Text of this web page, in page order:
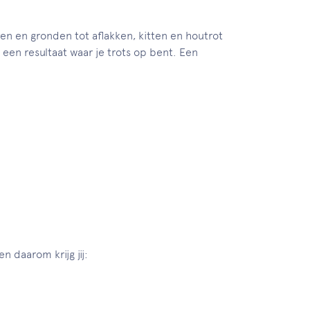
en gronden tot aflakken, kitten en houtrot
resultaat waar je trots op bent. Een
daarom krijg jij: